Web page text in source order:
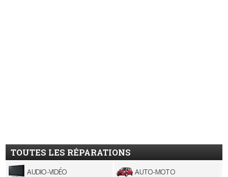
TOUTES LES RÉPARATIONS
AUDIO-VIDÉO AUTO-MOTO